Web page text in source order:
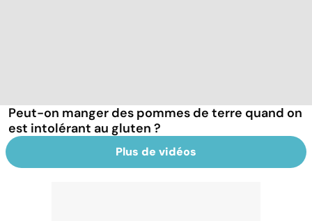
Peut-on manger des pommes de terre quand on
est intolérant au gluten ?
Plus de vidéos